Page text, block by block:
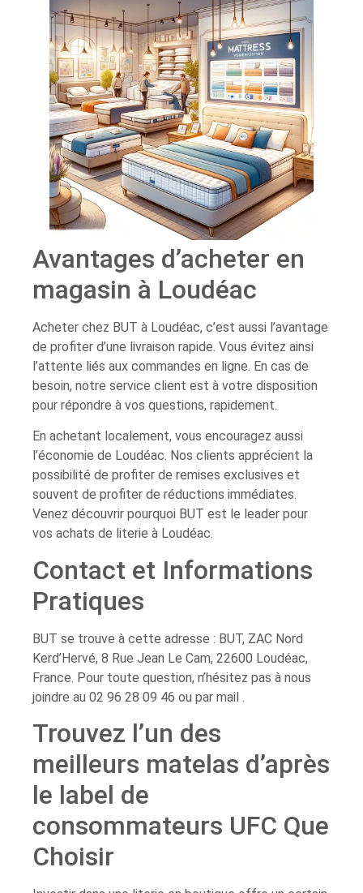
Avantages d’acheter en
magasin à Loudéac
Acheter chez BUT à Loudéac, c’est aussi l’avantage
de profiter d’une livraison rapide. Vous évitez ainsi
l’attente liés aux commandes en ligne. En cas de
besoin, notre service client est à votre disposition
pour répondre à vos questions, rapidement.
En achetant localement, vous encouragez aussi
l’économie de Loudéac. Nos clients apprécient la
possibilité de profiter de remises exclusives et
souvent de profiter de réductions immédiates.
Venez découvrir pourquoi BUT est le leader pour
vos achats de literie à Loudéac.
Contact et Informations
Pratiques
BUT se trouve à cette adresse : BUT, ZAC Nord
Kerd’Hervé, 8 Rue Jean Le Cam, 22600 Loudéac,
France. Pour toute question, n’hésitez pas à nous
joindre au 02 96 28 09 46 ou par mail .
Trouvez l’un des
meilleurs matelas d’après
le label de
consommateurs UFC Que
Choisir